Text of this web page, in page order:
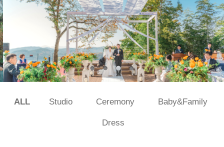
ALL Studio Ceremony Baby&Family
Dress